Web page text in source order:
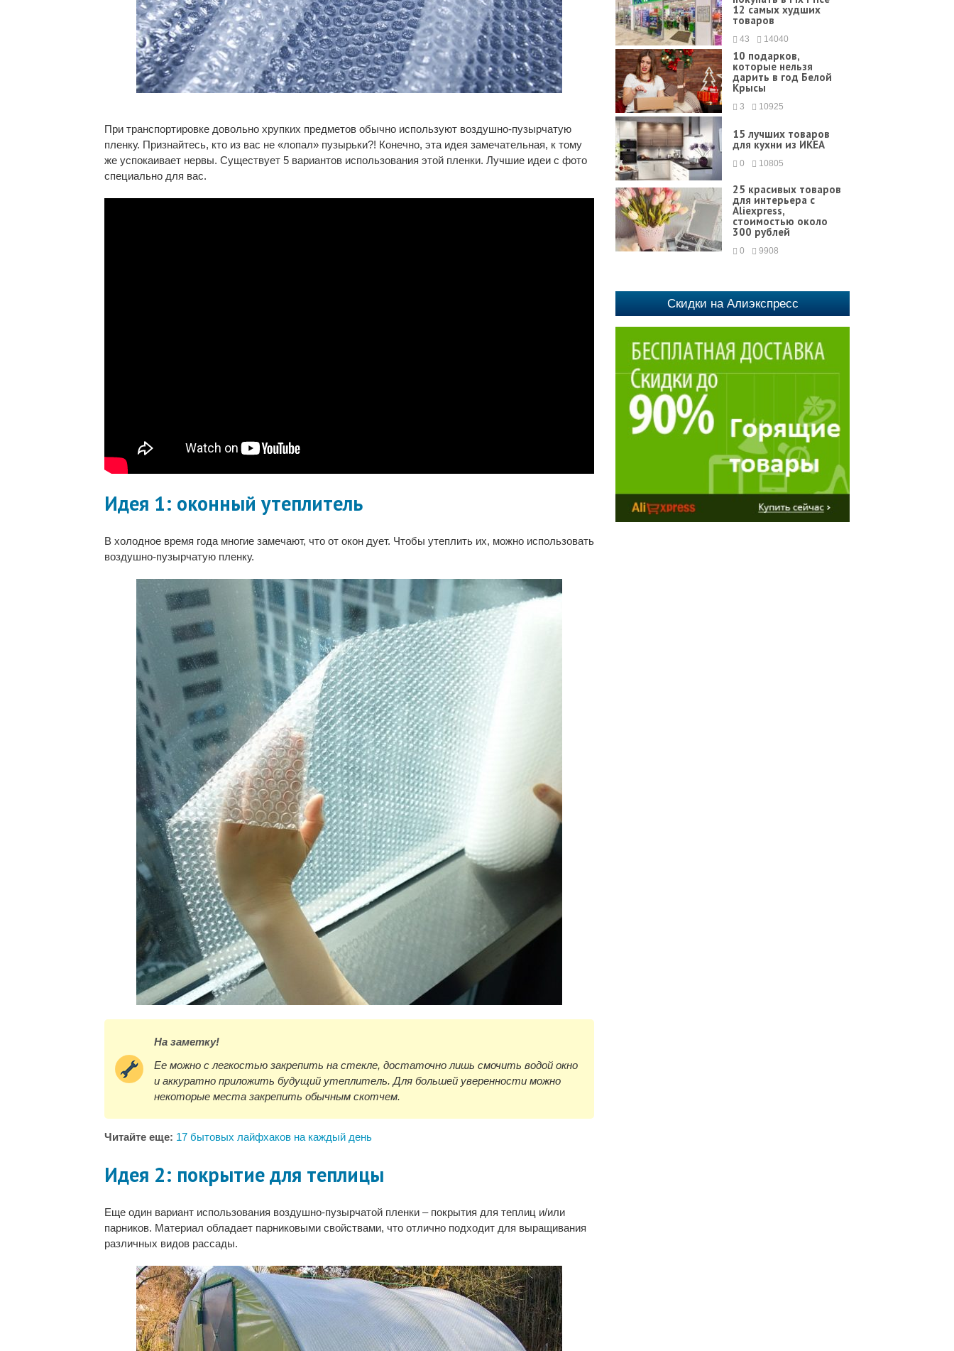
При транспортировке довольно хрупких предметов обычно используют воздушно-пузырчатую
пленку. Признайтесь, кто из вас не «лопал» пузырьки?! Конечно, эта идея замечательная, к тому
же успокаивает нервы. Существует 5 вариантов использования этой пленки. Лучшие идеи с фото
специально для вас.
Идея 1: оконный утеплитель
В холодное время года многие замечают, что от окон дует. Чтобы утеплить их, можно использовать
воздушно-пузырчатую пленку.
На заметку!
Ее можно с легкостью закрепить на стекле, достаточно лишь смочить водой окно
и аккуратно приложить будущий утеплитель. Для большей уверенности можно
некоторые места закрепить обычным скотчем.
Читайте еще: 17 бытовых лайфхаков на каждый день
Идея 2: покрытие для теплицы
Еще один вариант использования воздушно-пузырчатой пленки – покрытия для теплиц и/или
парников. Материал обладает парниковыми свойствами, что отлично подходит для выращивания
различных видов рассады.
12 самых худших
товаров
43 14040
10 подарков,
которые нельзя
дарить в год Белой
Крысы
3 10925
15 лучших товаров
для кухни из ИКЕА
0 10805
25 красивых товаров
для интерьера с
Aliexpress,
стоимостью около
300 рублей
0 9908
Скидки на Алиэкспресс